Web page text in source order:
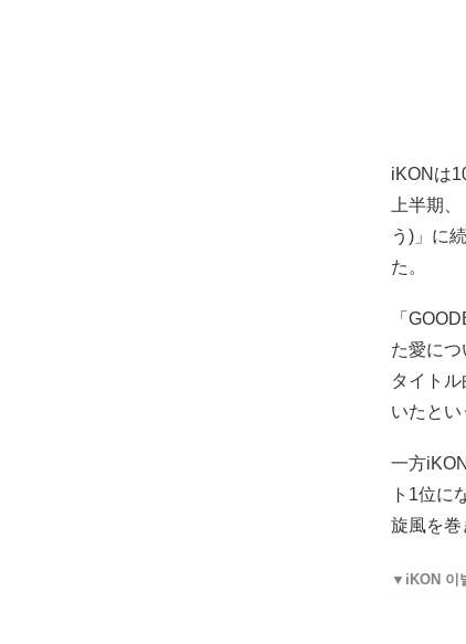
iKONは
上半期
う)」に
た。
「
た愛に
タイト
いたとい
一方
ト1位に
旋風を巻
▼iKON 이